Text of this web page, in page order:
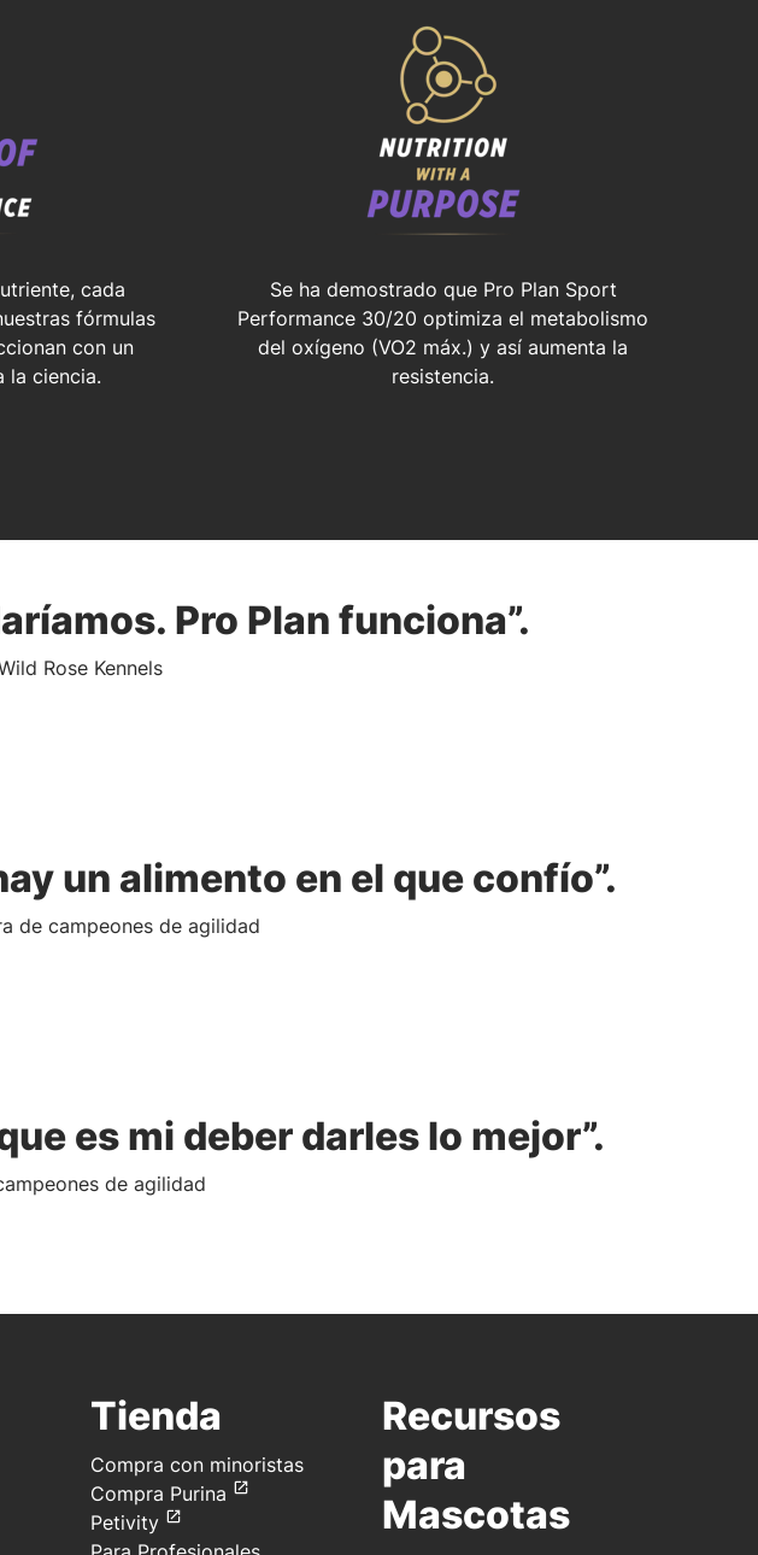
cada
fórmulas
con un
la ciencia.
Se ha demostrado que Pro Plan Sport
Performance 30/20 optimiza el metabolismo
del oxígeno (VO2 máx.) y así aumenta la
resistencia.
Pro Plan funciona”.
Rose Kennels
un alimento en el que confío”.
de campeones de agilidad
es mi deber darles lo mejor”.
de agilidad
Tienda
Compra con minoristas
Compra Purina
Petivity
Recursos
para
Mascotas